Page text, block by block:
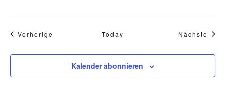
Vorherige VeranstaltungenToday Nächste
Kalender abonnieren